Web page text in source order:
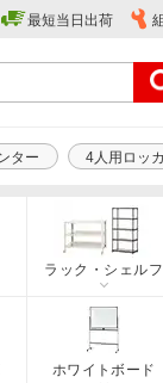
最短当日出荷
ター 4人用ロッ
ラック・シェルフ
ホワイトボード